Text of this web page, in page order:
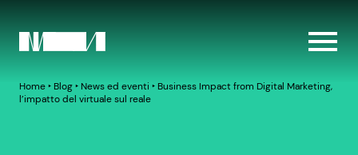
Home‣ Blog‣ News ed eventi ‣ Business Impact from Digital Marketing,
l’impatto del virtuale sul reale